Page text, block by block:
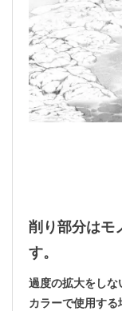
削り部分はモ
す。
過度の拡大をしな
カラーで使用す